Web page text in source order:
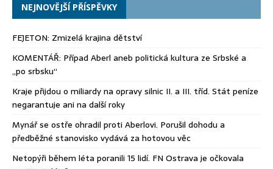
NEJNOVĚJŠÍ PŘÍSPĚVKY
FEJETON: Zmizelá krajina dětství
KOMENTÁŘ: Případ Aberl aneb politická kultura ze Srbské a
„po srbsku“
Kraje přijdou o miliardy na opravy silnic II. a III. tříd. Stát peníze
negarantuje ani na další roky
Mynář se ostře ohradil proti Aberlovi. Porušil dohodu a
předběžné stanovisko vydává za hotovou věc
Netopýři během léta poranili 15 lidí. FN Ostrava je očkovala